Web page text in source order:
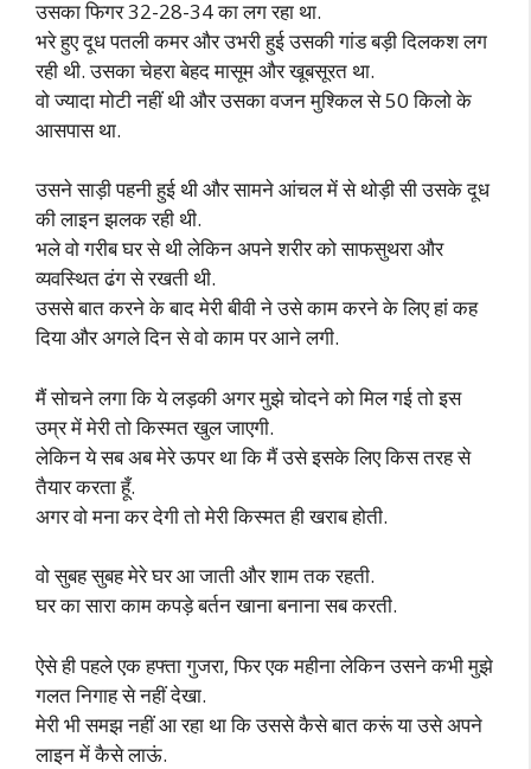
उसका फिगर 32-28-34 का लग रहा था.
भरे हुए दूध पतली कमर और उभरी हुई उसकी गांड बड़ी दिलकश लग
रही थी. उसका चेहरा बेहद मासूम और खूबसूरत था.
वो ज्यादा मोटी नहीं थी और उसका वजन मुश्किल से 50 किलो के
आसपास था.
उसने साड़ी पहनी हुई थी और सामने आंचल में से थोड़ी सी उसके दूध
की लाइन झलक रही थी.
भले वो गरीब घर से थी लेकिन अपने शरीर को साफसुथरा और
व्यवस्थित ढंग से रखती थी.
उससे बात करने के बाद मेरी बीवी ने उसे काम करने के लिए हां कह
दिया और अगले दिन से वो काम पर आने लगी.
मैं सोचने लगा कि ये लड़की अगर मुझे चोदने को मिल गई तो इस
उम्र में मेरी तो किस्मत खुल जाएगी.
लेकिन ये सब अब मेरे ऊपर था कि मैं उसे इसके लिए किस तरह से
तैयार करता हूँ.
अगर वो मना कर देगी तो मेरी किस्मत ही खराब होती.
वो सुबह सुबह मेरे घर आ जाती और शाम तक रहती.
घर का सारा काम कपड़े बर्तन खाना बनाना सब करती.
ऐसे ही पहले एक हफ्ता गुजरा, फिर एक महीना लेकिन उसने कभी मुझे
गलत निगाह से नहीं देखा.
मेरी भी समझ नहीं आ रहा था कि उससे कैसे बात करूं या उसे अपने
लाइन में कैसे लाऊं.